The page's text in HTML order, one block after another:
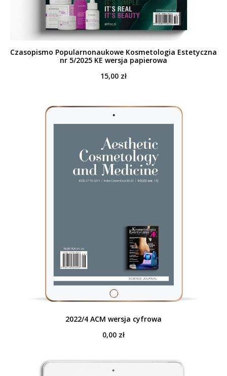
Czasopismo Popularnonaukowe Kosmetologia Estetyczna
nr 5/2025 KE wersja papierowa
15,00 zł
2022/4 ACM wersja cyfrowa
0,00 zł